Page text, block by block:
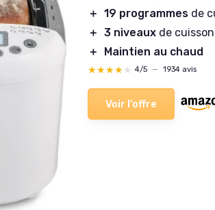
＋ 19 programmes de
＋ 3 niveaux de cuisson
＋
Maintien au chaud
★★★★★
★★★★★ 4/5 — 1934 avis
Voir l'offre